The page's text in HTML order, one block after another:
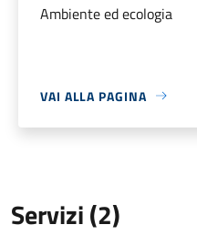
Ambiente ed ecologia
VAI ALLA PAGINA
Servizi (2)